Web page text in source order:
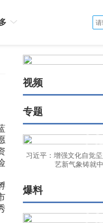
视频
专题
习近平：增强文化自觉
艺新气象铸就
爆料